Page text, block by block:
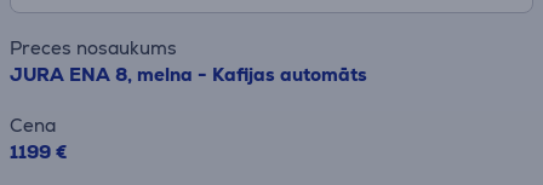
Preces nosaukums
JURA ENA 8, melna - Kafijas automāts
Cena
1199 €